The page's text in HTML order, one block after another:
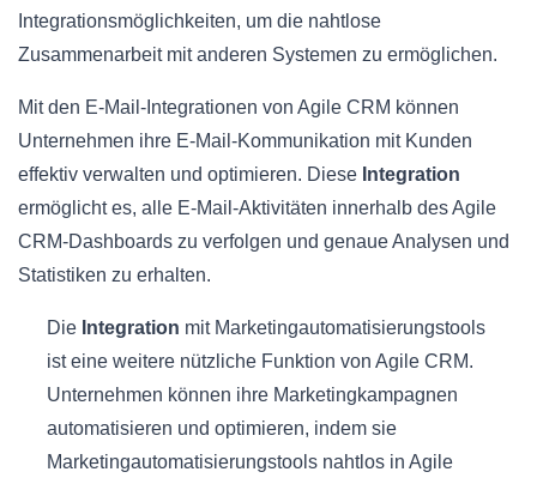
Integrationsmöglichkeiten, um die nahtlose
Zusammenarbeit mit anderen Systemen zu ermöglichen.
Mit den E-Mail-Integrationen von Agile CRM können
Unternehmen ihre E-Mail-Kommunikation mit Kunden
effektiv verwalten und optimieren. Diese Integration
ermöglicht es, alle E-Mail-Aktivitäten innerhalb des Agile
CRM-Dashboards zu verfolgen und genaue Analysen und
Statistiken zu erhalten.
Die Integration mit Marketingautomatisierungstools
ist eine weitere nützliche Funktion von Agile CRM.
Unternehmen können ihre Marketingkampagnen
automatisieren und optimieren, indem sie
Marketingautomatisierungstools nahtlos in Agile